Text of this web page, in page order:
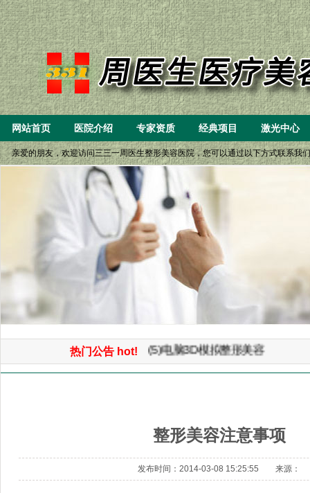
网站首页 医院介绍 专家资质 经典项目 激光中心
亲爱的朋友，欢迎访问三三一周医生整形美容医院，您可以通过以下方式联系
热门公告 hot!
(6）微创重睑（双眼皮）小眼开
(5)电脑3D模拟整形美容
(4)微创童颜面部提升手术
(1)免开刀光波汽化除皱术
整形美容注意事项
发布时间：2014-03-08 15:25:55 来源：